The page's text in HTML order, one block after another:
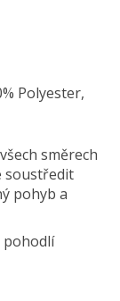
Polyester,
směrech
soustředit
pohyb a
pohodlí